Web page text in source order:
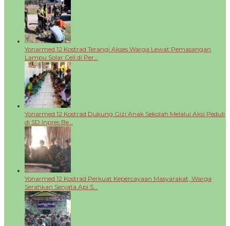
Yonarmed 12 Kostrad Terangi Akses Warga Lewat Pemasangan
Lampu Solar Cell di Per…
Yonarmed 12 Kostrad Dukung Gizi Anak Sekolah Melalui Aksi Peduli
di SD Inpres Be…
Yonarmed 12 Kostrad Perkuat Kepercayaan Masyarakat, Warga
Serahkan Senjata Api S…